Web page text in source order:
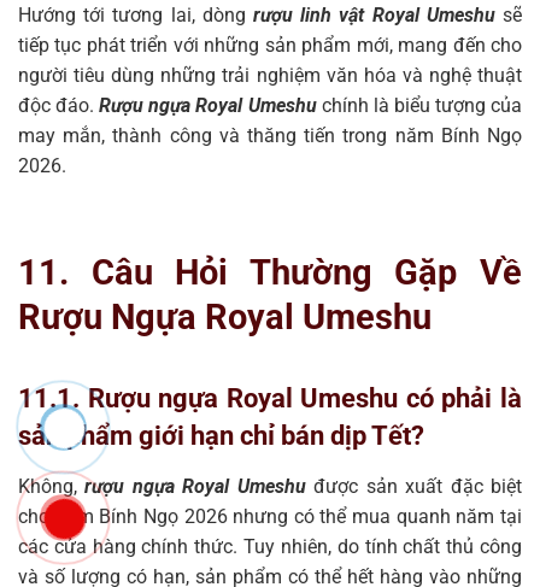
Hướng tới tương lai, dòng rượu linh vật Royal Umeshusẽ
tiếp tục phát triển với những sản phẩm mới, mang đến cho
người tiêu dùng những trải nghiệm văn hóa và nghệ thuật
độc đáo.Rượu ngựa Royal Umeshuchính là biểu tượng của
may mắn, thành công và thăng tiến trong năm Bính Ngọ
2026.
11. Câu Hỏi Thường Gặp Về
Rượu Ngựa Royal Umeshu
11.1. Rượu ngựa Royal Umeshu có phải là
sản phẩm giới hạn chỉ bán dịp Tết?
Không,rượu ngựa Royal Umeshuđược sản xuất đặc biệt
cho năm Bính Ngọ 2026 nhưng có thể mua quanh năm tại
các cửa hàng chính thức. Tuy nhiên, do tính chất thủ công
và số lượng có hạn, sản phẩm có thể hết hàng vào những